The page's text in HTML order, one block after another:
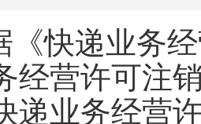
《快递业务
经营许可注
递业务经营